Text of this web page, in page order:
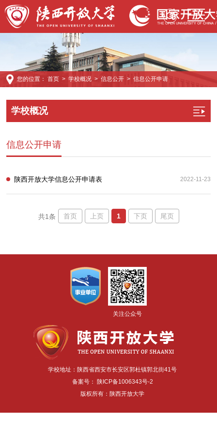
您的位置： 首页> 学校概况> 信息公开> 信息公开申请
学校概况
信息公开申请
陕西开放大学信息公开申请表 2022-11-23
共1条 首页 上页 1 下页 尾页
关注公众号
学校地址：陕西省西安市长安区郭杜镇郭北街41号
备案号： 陕ICP备1006343号-2
版权所有：陕西开放大学